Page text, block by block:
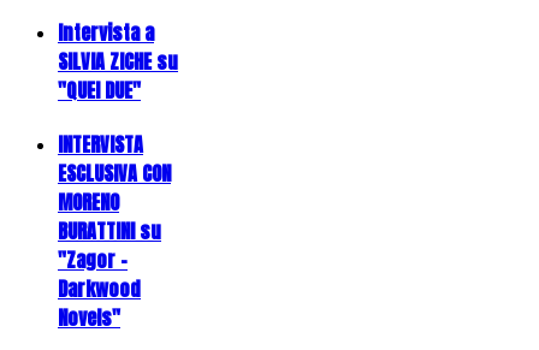
Intervista a
SILVIA ZICHE su
"QUEI DUE"
INTERVISTA
ESCLUSIVA CON
MORENO
BURATTINI su
"Zagor -
Darkwood
Novels"